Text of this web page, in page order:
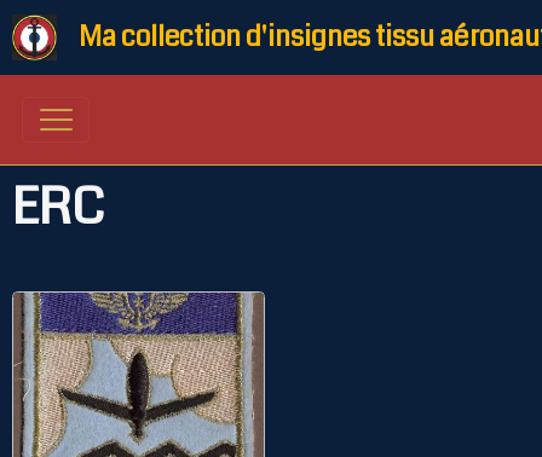
Ma collection d'insignes tissu
ERC